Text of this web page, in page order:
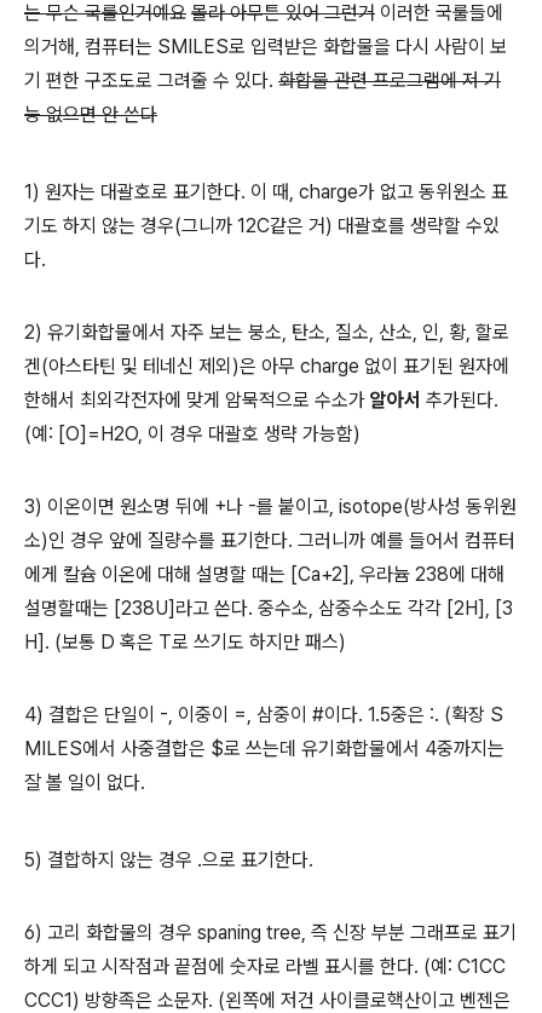
는 무슨 국룰인거예요 몰라 아무튼 있어 그런거 이러한 국룰들에
의거해, 컴퓨터는 SMILES로 입력받은 화합물을 다시 사람이 보
기 편한 구조도로 그려줄 수 있다. 화합물 관련 프로그램에 저 기
능 없으면 안 쓴다
1) 원자는 대괄호로 표기한다. 이 때, charge가 없고 동위원소 표
기도 하지 않는 경우(그니까 12C같은 거) 대괄호를 생략할 수있
다.
2) 유기화합물에서 자주 보는 붕소, 탄소, 질소, 산소, 인, 황, 할로
겐(아스타틴 및 테네신 제외)은 아무 charge 없이 표기된 원자에
한해서 최외각전자에 맞게 암묵적으로 수소가 알아서 추가된다.
(예: [O]=H2O, 이 경우 대괄호 생략 가능함)
3) 이온이면 원소명 뒤에 +나 -를 붙이고, isotope(방사성 동위원
소)인 경우 앞에 질량수를 표기한다. 그러니까 예를 들어서 컴퓨터
에게 칼슘 이온에 대해 설명할 때는 [Ca+2], 우라늄 238에 대해
설명할때는 [238U]라고 쓴다. 중수소, 삼중수소도 각각 [2H], [3
H]. (보통 D 혹은 T로 쓰기도 하지만 패스)
4) 결합은 단일이 -, 이중이 =, 삼중이 #이다. 1.5중은 :. (확장 S
MILES에서 사중결합은 $로 쓰는데 유기화합물에서 4중까지는
잘 볼 일이 없다.
5) 결합하지 않는 경우 .으로 표기한다.
6) 고리 화합물의 경우 spaning tree, 즉 신장 부분 그래프로 표기
하게 되고 시작점과 끝점에 숫자로 라벨 표시를 한다. (예: C1CC
CCC1) 방향족은 소문자. (왼쪽에 저건 사이클로핵산이고 벤젠은